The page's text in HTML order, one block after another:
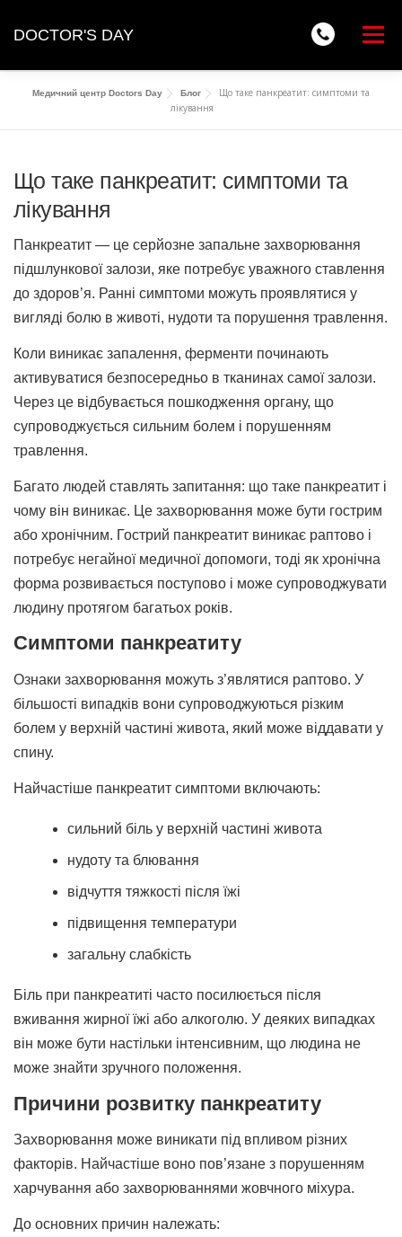
вмісту
DOCTOR'S DAY Меню
НАПРЯМКИ ЛІКАРІ ЦІНИ
КОНТАКТИ
+38(097)103 11 00 +38(050)103 11 00
doctorsday03@gmail.com
ЗАПИСАТИСЯ
Медичний центр Doctors Day Блог
Що таке панкреатит: симптоми та
лікування
Що таке панкреатит: симптоми та
лікування
Панкреатит — це серйозне запальне захворювання
підшлункової залози, яке потребує уважного ставлення
до здоров’я. Ранні симптоми можуть проявлятися у
вигляді болю в животі, нудоти та порушення травлення.
Коли виникає запалення, ферменти починають
активуватися безпосередньо в тканинах самої залози.
Через це відбувається пошкодження органу, що
супроводжується сильним болем і порушенням
травлення.
Багато людей ставлять запитання: що таке панкреатит і
чому він виникає. Це захворювання може бути гострим
або хронічним. Гострий панкреатит виникає раптово і
потребує негайної медичної допомоги, тоді як хронічна
форма розвивається поступово і може супроводжувати
людину протягом багатьох років.
Симптоми панкреатиту
Ознаки захворювання можуть з’являтися раптово. У
більшості випадків вони супроводжуються різким
болем у верхній частині живота, який може віддавати у
спину.
Найчастіше панкреатит симптоми включають:
сильний біль у верхній частині живота
нудоту та блювання
відчуття тяжкості після їжі
підвищення температури
загальну слабкість
Біль при панкреатиті часто посилюється після
вживання жирної їжі або алкоголю. У деяких випадках
він може бути настільки інтенсивним, що людина не
може знайти зручного положення.
Причини розвитку панкреатиту
Захворювання може виникати під впливом різних
факторів. Найчастіше воно пов’язане з порушенням
харчування або захворюваннями жовчного міхура.
До основних причин належать: